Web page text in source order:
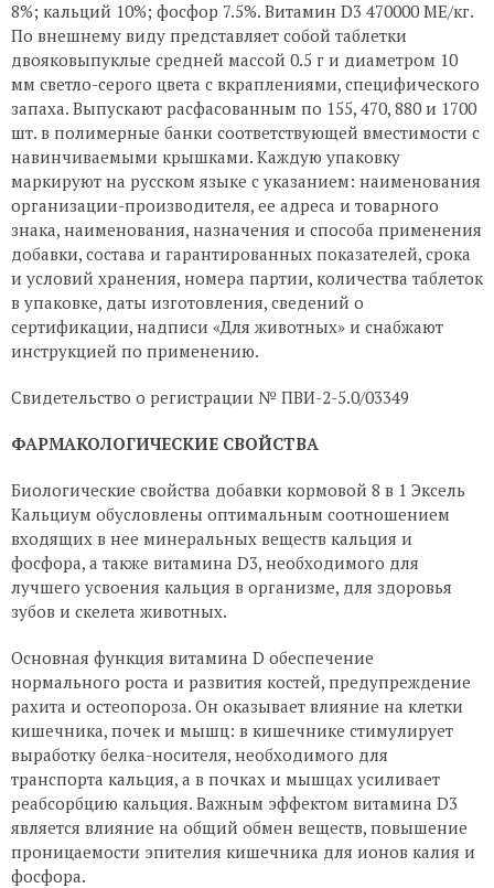
8%; кальций 10%; фосфор 7.5%. Витамин D3 470000 МЕ/кг.
По внешнему виду представляет собой таблетки
двояковыпуклые средней массой 0.5 г и диаметром 10
мм светло-серого цвета с вкраплениями, специфического
запаха. Выпускают расфасованным по 155, 470, 880 и 1700
шт. в полимерные банки соответствующей вместимости с
навинчиваемыми крышками. Каждую упаковку
маркируют на русском языке с указанием: наименования
организации-производителя, ее адреса и товарного
знака, наименования, назначения и способа применения
добавки, состава и гарантированных показателей, срока
и условий хранения, номера партии, количества таблеток
в упаковке, даты изготовления, сведений о
сертификации, надписи «Для животных» и снабжают
инструкцией по применению.
Свидетельство о регистрации № ПВИ-2-5.0/03349
ФАРМАКОЛОГИЧЕСКИЕ СВОЙСТВА
Биологические свойства добавки кормовой 8 в 1 Эксель
Кальциум обусловлены оптимальным соотношением
входящих в нее минеральных веществ кальция и
фосфора, а также витамина D3, необходимого для
лучшего усвоения кальция в организме, для здоровья
зубов и скелета животных.
Основная функция витамина D обеспечение
нормального роста и развития костей, предупреждение
рахита и остеопороза. Он оказывает влияние на клетки
кишечника, почек и мышц: в кишечнике стимулирует
выработку белка-носителя, необходимого для
транспорта кальция, а в почках и мышцах усиливает
реабсорбцию кальция. Важным эффектом витамина D3
является влияние на общий обмен веществ, повышение
проницаемости эпителия кишечника для ионов калия и
фосфора.